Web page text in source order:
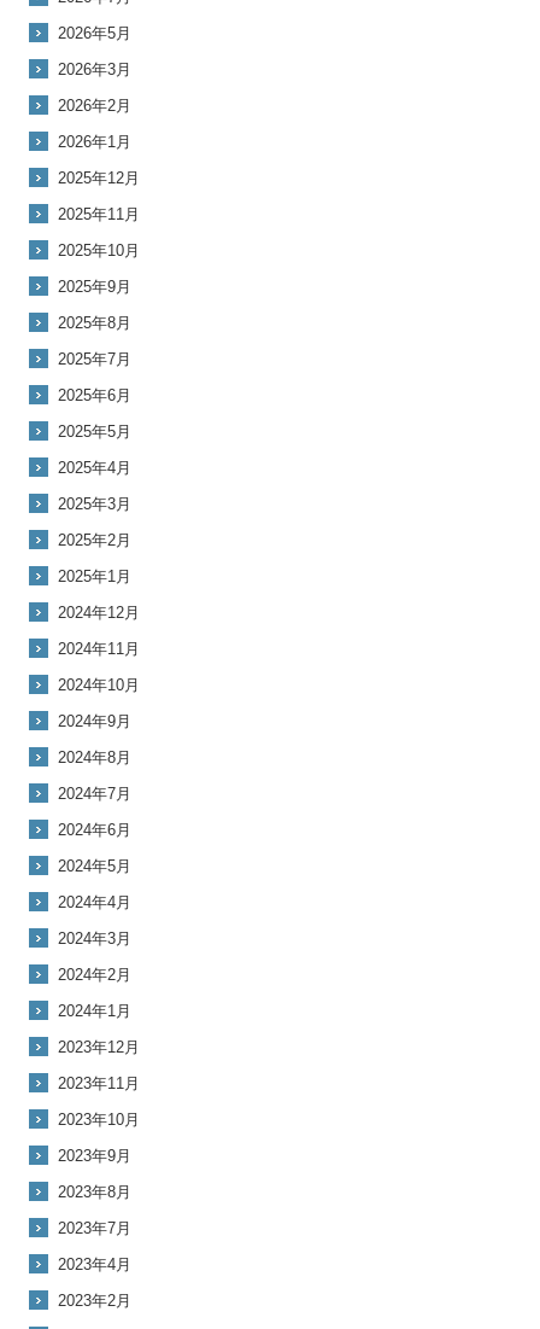
2026年5月
2026年3月
2026年2月
2026年1月
2025年12月
2025年11月
2025年10月
2025年9月
2025年8月
2025年7月
2025年6月
2025年5月
2025年4月
2025年3月
2025年2月
2025年1月
2024年12月
2024年11月
2024年10月
2024年9月
2024年8月
2024年7月
2024年6月
2024年5月
2024年4月
2024年3月
2024年2月
2024年1月
2023年12月
2023年11月
2023年10月
2023年9月
2023年8月
2023年7月
2023年4月
2023年2月